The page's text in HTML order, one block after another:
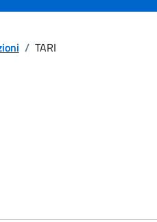
/ TARI